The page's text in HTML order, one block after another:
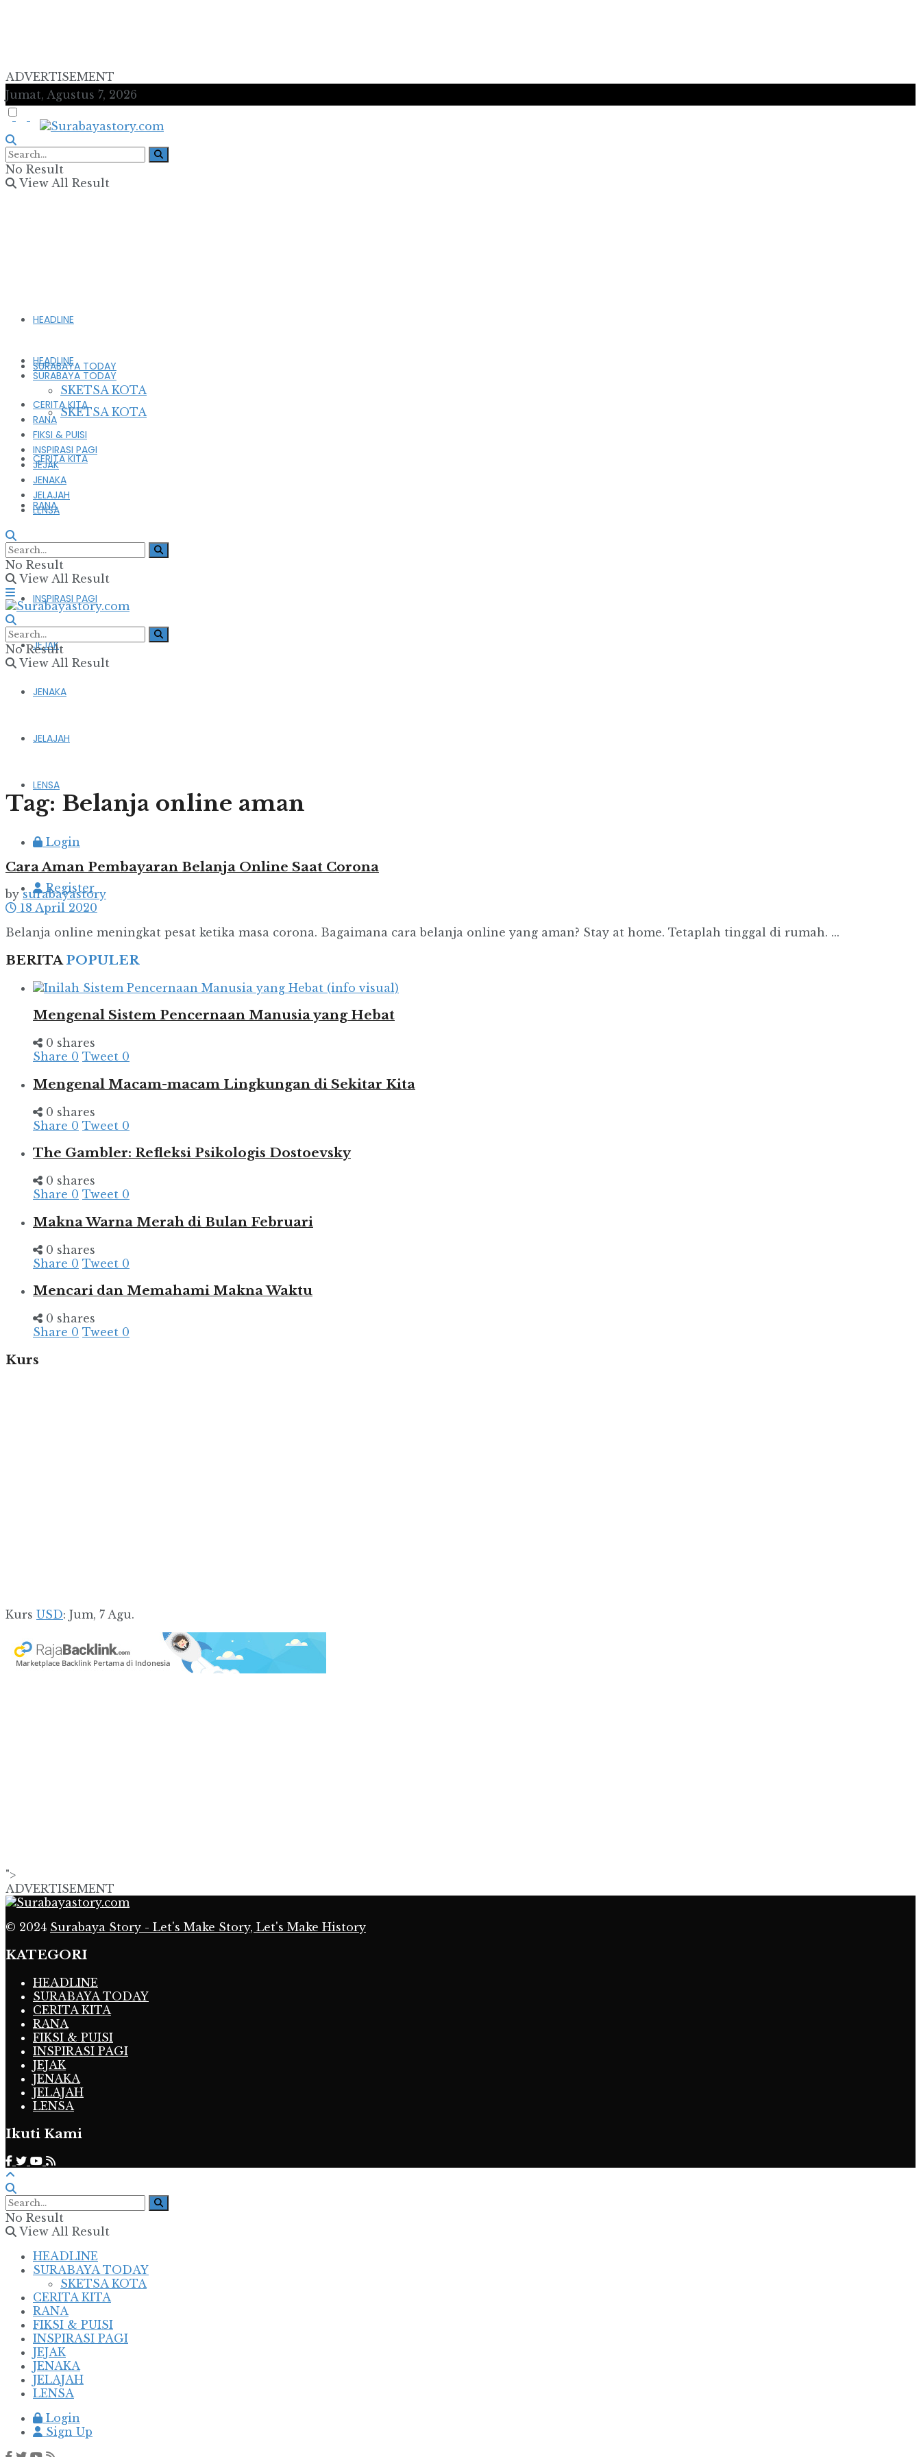
ADVERTISEMENT
Jumat, Agustus 7, 2026
No Result
View All Result
HEADLINE
SURABAYA TODAY
SKETSA KOTA
CERITA KITA
RANA
FIKSI & PUISI
INSPIRASI PAGI
JEJAK
JENAKA
JELAJAH
LENSA
Login
Register
HEADLINE
SURABAYA TODAY
SKETSA KOTA
CERITA KITA
RANA
FIKSI & PUISI
INSPIRASI PAGI
JEJAK
JENAKA
JELAJAH
LENSA
No Result
View All Result
No Result
View All Result
Tag: Belanja online aman
Cara Aman Pembayaran Belanja Online Saat Corona
by surabayastory
18 April 2020
Belanja online meningkat pesat ketika masa corona. Bagaimana cara belanja online yang aman? Stay at home. Tetaplah tinggal di rumah. ...
BERITAPOPULER
Mengenal Sistem Pencernaan Manusia yang Hebat
0 shares
Share 0 Tweet 0
Mengenal Macam-macam Lingkungan di Sekitar Kita
0 shares
Share 0 Tweet 0
The Gambler: Refleksi Psikologis Dostoevsky
0 shares
Share 0 Tweet 0
Makna Warna Merah di Bulan Februari
0 shares
Share 0 Tweet 0
Mencari dan Memahami Makna Waktu
0 shares
Share 0 Tweet 0
Kurs
Kurs USD: Jum, 7 Agu.
">
ADVERTISEMENT
© 2024 Surabaya Story - Let's Make Story, Let's Make History
KATEGORI
HEADLINE
SURABAYA TODAY
CERITA KITA
RANA
FIKSI & PUISI
INSPIRASI PAGI
JEJAK
JENAKA
JELAJAH
LENSA
Ikuti Kami
No Result
View All Result
HEADLINE
SURABAYA TODAY
SKETSA KOTA
CERITA KITA
RANA
FIKSI & PUISI
INSPIRASI PAGI
JEJAK
JENAKA
JELAJAH
LENSA
Login
Sign Up